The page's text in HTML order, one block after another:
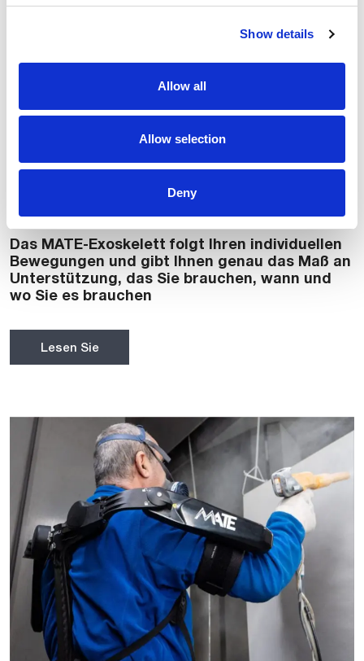
Show details
Allow all
Allow selection
Deny
(ITA) Manuale di istruzioni MATE-XT 4.0
Das MATE-Exoskelett folgt Ihren individuellen
Bewegungen und gibt Ihnen genau das Maß an
Unterstützung, das Sie brauchen, wann und
wo Sie es brauchen
Lesen Sie